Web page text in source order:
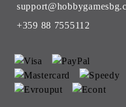
+359 88 7555112